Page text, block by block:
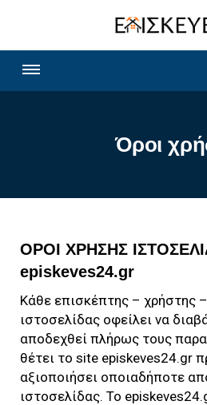
Όροι
ΟΡΟΙ ΧΡΗΣΗΣ
episkeves24.gr
Κάθε επισκέπτης – χρήστης
ιστοσελίδας οφείλει να
αποδεχθεί πλήρως τους
θέτει το site episkeves24.gr
αξιοποιήσει οποιαδήποτε
ιστοσελίδας. Το